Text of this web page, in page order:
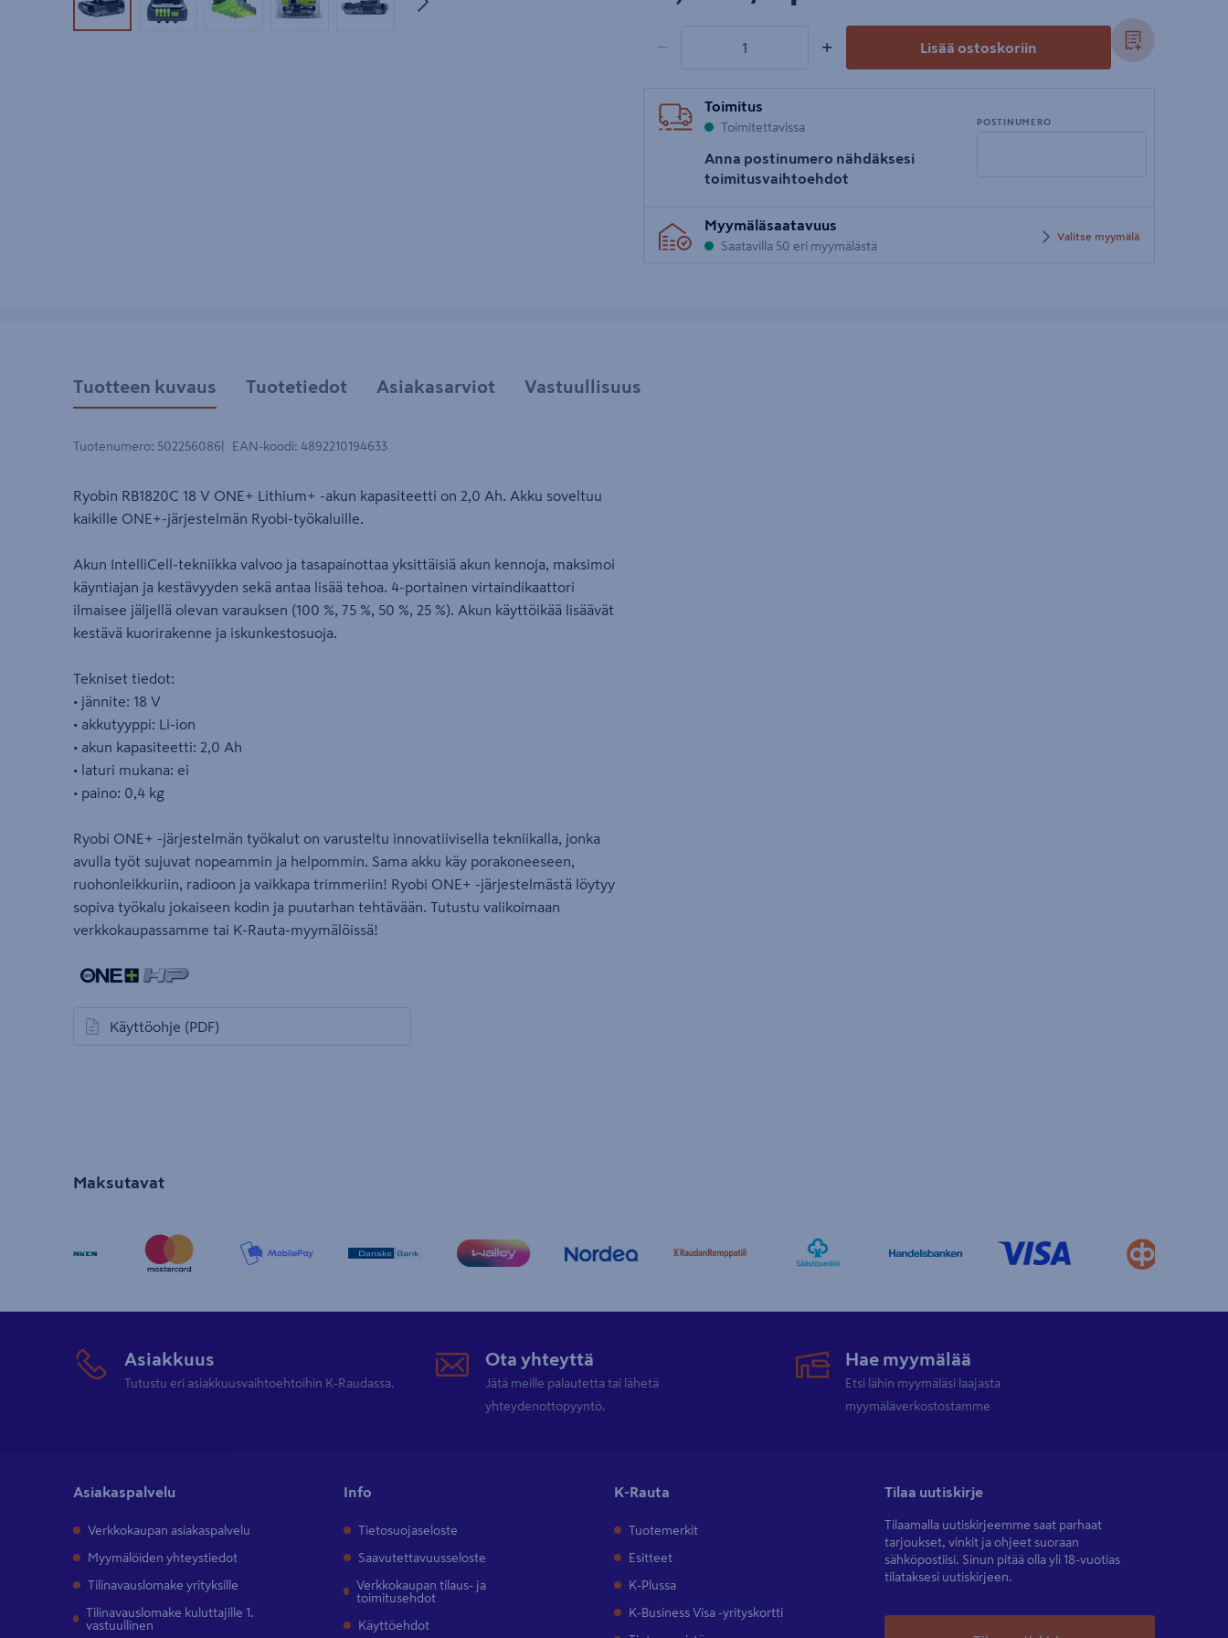
Tuotekuva 1Tuotekuva 2Tuotekuva 3Tuotekuva 4Tuotekuva 5
− + Lisää ostoskoriin
Toimitus
Toimitettavissa
Anna postinumero nähdäksesi
toimitusvaihtoehdot
POSTINUMERO
postinumero
Myymäläsaatavuus
Saatavilla 50 eri myymälästä
Valitse myymälä
Tuotteen kuvaus Tuotetiedot Asiakasarviot Vastuullisuus
Tuotenumero: 502256086 EAN-koodi: 4892210194633
Ryobin RB1820C 18 V ONE+ Lithium+ -akun kapasiteetti on 2,0 Ah. Akku soveltuu
kaikille ONE+-järjestelmän Ryobi-työkaluille.
Akun IntelliCell-tekniikka valvoo ja tasapainottaa yksittäisiä akun kennoja, maksimoi
käyntiajan ja kestävyyden sekä antaa lisää tehoa. 4-portainen virtaindikaattori
ilmaisee jäljellä olevan varauksen (100 %, 75 %, 50 %, 25 %). Akun käyttöikää lisäävät
kestävä kuorirakenne ja iskunkestosuoja.
Tekniset tiedot:
• jännite: 18 V
• akkutyyppi: Li-ion
• akun kapasiteetti: 2,0 Ah
• laturi mukana: ei
• paino: 0,4 kg
Ryobi ONE+ -järjestelmän työkalut on varusteltu innovatiivisella tekniikalla, jonka
avulla työt sujuvat nopeammin ja helpommin. Sama akku käy porakoneeseen,
ruohonleikkuriin, radioon ja vaikkapa trimmeriin! Ryobi ONE+ -järjestelmästä löytyy
sopiva työkalu jokaiseen kodin ja puutarhan tehtävään. Tutustu valikoimaan
verkkokaupassamme tai K-Rauta-myymälöissä!
Käyttöohje (PDF)
avautuu uuteen välilehteen
Maksutavat
Asiakkuus
Tutustu eri asiakkuusvaihtoehtoihin K-Raudassa.
Ota yhteyttä
Jätä meille palautetta tai lähetä
yhteydenottopyyntö.
Hae myymälää
Etsi lähin myymäläsi laajasta
myymäläverkostostamme
Asiakaspalvelu
Verkkokaupan asiakaspalvelu
Myymälöiden yhteystiedot
Tilinavauslomake yrityksille
Tilinavauslomake kuluttajille 1.
vastuullinen
Info
Tietosuojaseloste
Saavutettavuusseloste
Verkkokaupan tilaus- ja
toimitusehdot
Käyttöehdot
K-Rauta
Tuotemerkit
Esitteet
K-Plussa
K-Business Visa -yrityskortti
Tilaa uutiskirje
Tilaamalla uutiskirjeemme saat parhaat
tarjoukset, vinkit ja ohjeet suoraan
sähköpostiisi. Sinun pitää olla yli 18-vuotias
tilataksesi uutiskirjeen.